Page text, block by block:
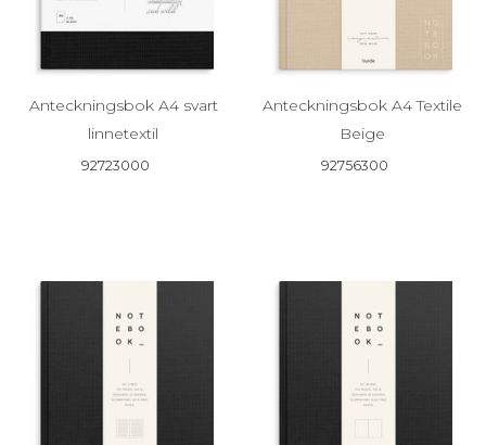
Anteckningsbok A4 svart
linnetextil
92723000
Anteckningsbok A4 Textile
Beige
92756300